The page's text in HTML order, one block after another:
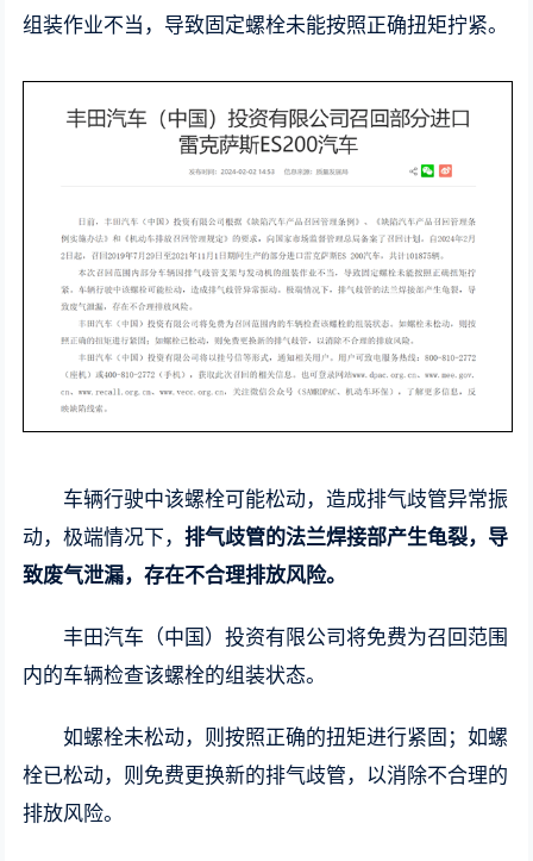
组装作业不当，导致固定螺栓未能按照正确扭矩拧紧。
车辆行驶中该螺栓可能松动，造成排气歧管异常振
动，极端情况下，排气歧管的法兰焊接部产生龟裂，导
致废气泄漏，存在不合理排放风险。
丰田汽车（中国）投资有限公司将免费为召回范围
内的车辆检查该螺栓的组装状态。
如螺栓未松动，则按照正确的扭矩进行紧固；如螺
栓已松动，则免费更换新的排气歧管，以消除不合理的
排放风险。